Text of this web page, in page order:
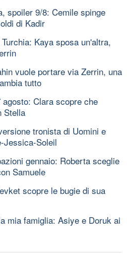
spoiler 9/8: Cemile spinge
di Kadir
Kaya sposa un'altra,
vuole portare via Zerrin, una
tutto
Clara scopre che
Stella
tronista di Uomini e
Jessica-Soleil
gennaio: Roberta sceglie
Samuele
scopre le bugie di sua
mia famiglia: Asiye e Doruk ai